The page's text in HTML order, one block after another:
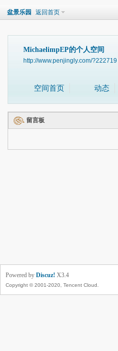
盆景乐园 返回首页
MichaelimpEP的个人空间
http://www.penjingly.com/?222719
空间首页 动态
留言板
Powered by Discuz! X3.4
Copyright © 2001-2020, Tencent Cloud.